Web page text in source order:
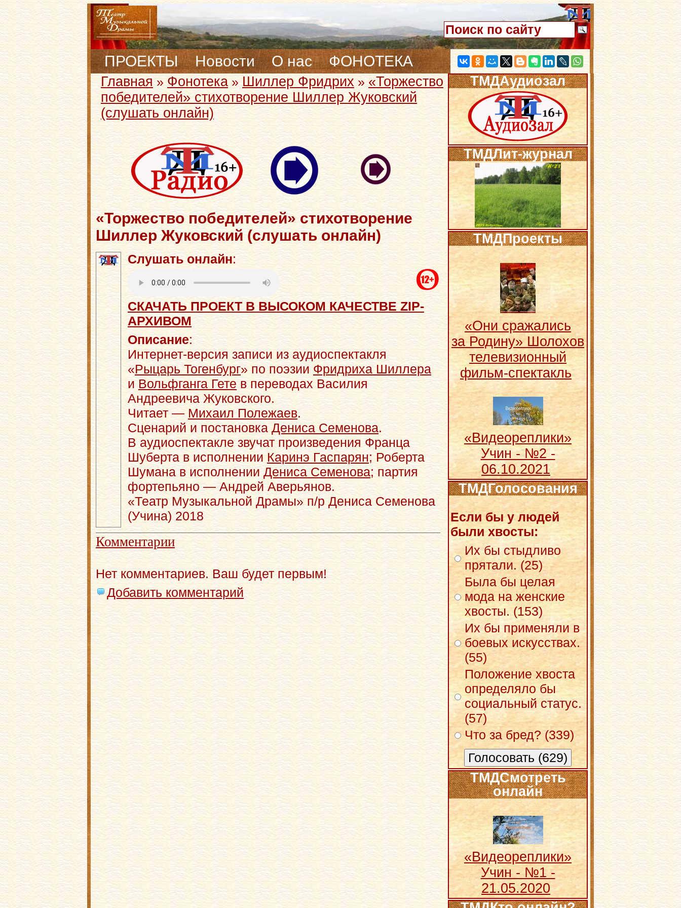
ПРОЕКТЫ Новости О нас ФОНОТЕКА
Главная» Фонотека »Шиллер Фридрих »«Торжество
победителей» стихотворение Шиллер Жуковский
(слушать онлайн)
«Торжество победителей» стихотворение
Шиллер Жуковский (слушать онлайн)
Слушать онлайн:
СКАЧАТЬ ПРОЕКТ В ВЫСОКОМ КАЧЕСТВЕ ZIP-
АРХИВОМ
Описание:
Интернет-версия записи из аудиоспектакля
«Рыцарь Тогенбург» по поэзии Фридриха Шиллера
и Вольфганга Гете в переводах Василия
Андреевича Жуковского.
Читает — Михаил Полежаев.
Сценарий и постановка Дениса Семенова.
В аудиоспектакле звучат произведения Франца
Шуберта в исполнении Каринэ Гаспарян; Роберта
Шумана в исполнении Дениса Семенова; партия
фортепьяно — Андрей Аверьянов.
«Театр Музыкальной Драмы» п/р Дениса Семенова
(Учина) 2018
Комментарии
Нет комментариев. Ваш будет первым!
Добавить комментарий
ТМДАудиозал
ТМДЛит-журнал
ТМДПроекты
«Они сражались
за Родину» Шолохов
телевизионный
фильм-спектакль
«Видеореплики»
Учин - №2 -
06.10.2021
ТМДГолосования
Если бы у людей
были хвосты:
Их бы стыдливо
прятали. (25)
Была бы целая
мода на женские
хвосты. (153)
Их бы применяли в
боевых искусствах.
(55)
Положение хвоста
определяло бы
социальный статус.
(57)
Что за бред? (339)
ТМДСмотреть
онлайн
«Видеореплики»
Учин - №1 -
21.05.2020